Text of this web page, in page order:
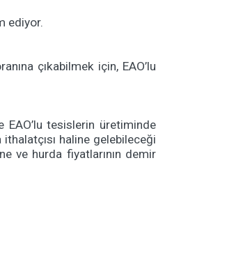
ediyor.
çıkabilmek için, EAO’lu
EAO’lu tesislerin üretiminde
haline gelebileceği
ve hurda fiyatlarının demir